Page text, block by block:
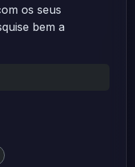
os seus
bem a